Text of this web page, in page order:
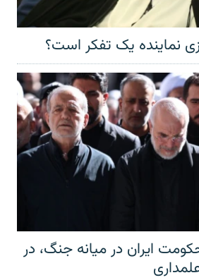
نماینده یک تفکر است؟
ایران در میانه جنگ، در